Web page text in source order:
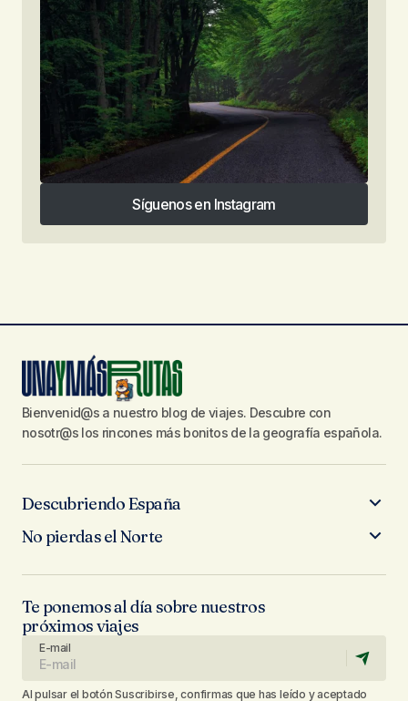
Síguenos en Instagram
Síguenos en Instagram
Bienvenid@s a nuestro blog de viajes. Descubre con
nosotr@s los rincones más bonitos de la geografía española.
Descubriendo España
No pierdas el Norte
Te ponemos al día sobre nuestros
próximos viajes
E-mail
Al pulsar el botón Suscribirse, confirmas que has leído y aceptado